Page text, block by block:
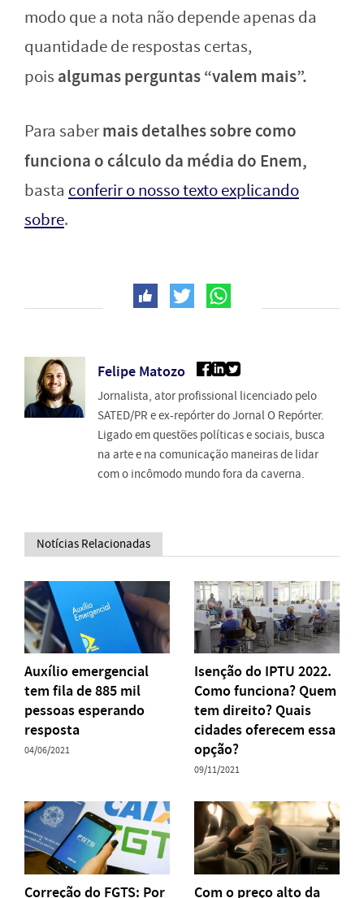
modo que a nota não depende apenas da
quantidade de respostas certas,
pois algumas perguntas “valem mais”.
Para sabermais detalhes sobre como
funciona o cálculo da média do Enem,
basta conferir o nosso texto explicando
sobre.
Felipe Matozo
Jornalista, ator profissional licenciado pelo
SATED/PR e ex-repórter do Jornal O Repórter.
Ligado em questões políticas e sociais, busca
na arte e na comunicação maneiras de lidar
com o incômodo mundo fora da caverna.
Notícias Relacionadas
Auxílio emergencial
tem fila de 885 mil
pessoas esperando
resposta
04/06/2021
Isenção do IPTU 2022.
Como funciona? Quem
tem direito? Quais
cidades oferecem essa
opção?
09/11/2021
Correção do FGTS: Por Com o preço alto da